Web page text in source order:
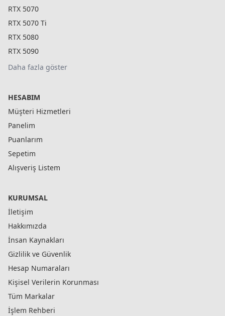
RTX 5070
RTX 5070 Ti
RTX 5080
RTX 5090
Daha fazla göster
HESABIM
Müşteri Hizmetleri
Panelim
Puanlarım
Sepetim
Alışveriş Listem
KURUMSAL
İletişim
Hakkımızda
İnsan Kaynakları
Gizlilik ve Güvenlik
Hesap Numaraları
Kişisel Verilerin Korunması
Tüm Markalar
İşlem Rehberi